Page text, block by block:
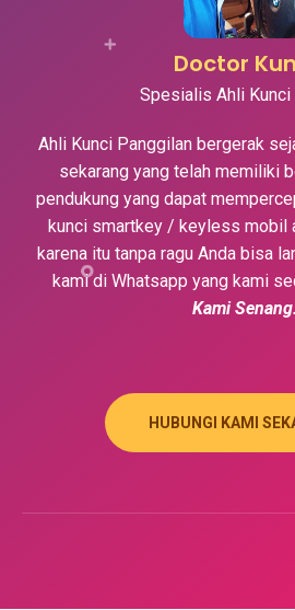
Doctor
Spesialis Ahli Kunci
Ahli Kunci Panggilan bergerak
sekarang yang telah memiliki
pendukung yang dapat
kunci smartkey / keyless mobil
karena itu tanpa ragu Anda bisa
kami di Whatsapp yang kami
Kami Senang.
HUBUNGI KAMI